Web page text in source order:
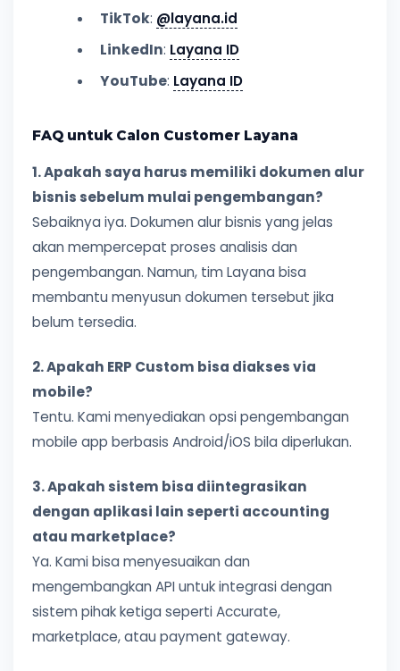
TikTok: @layana.id
LinkedIn: Layana ID
YouTube: Layana ID
FAQ untuk Calon Customer Layana
1. Apakah saya harus memiliki dokumen alur
bisnis sebelum mulai pengembangan?
Sebaiknya iya. Dokumen alur bisnis yang jelas
akan mempercepat proses analisis dan
pengembangan. Namun, tim Layana bisa
membantu menyusun dokumen tersebut jika
belum tersedia.
2. Apakah ERP Custom bisa diakses via
mobile?
Tentu. Kami menyediakan opsi pengembangan
mobile app berbasis Android/iOS bila diperlukan.
3. Apakah sistem bisa diintegrasikan
dengan aplikasi lain seperti accounting
atau marketplace?
Ya. Kami bisa menyesuaikan dan
mengembangkan API untuk integrasi dengan
sistem pihak ketiga seperti Accurate,
marketplace, atau payment gateway.